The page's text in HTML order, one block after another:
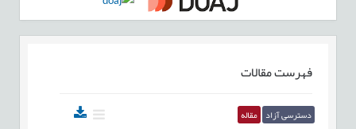
فهرست مقالات
دسترسی آزاد مقاله